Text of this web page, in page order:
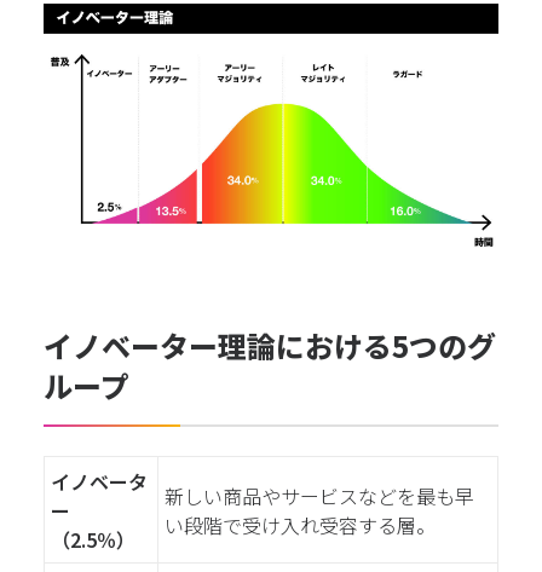
イノベーター理論における5つのグ
ループ
イノベータ
ー
（2.5％）
新しい商品やサービスなどを最も早
い段階で受け入れ受容する層。